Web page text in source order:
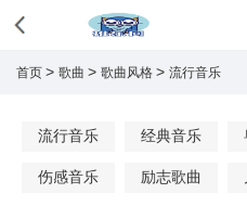
首页 > 歌曲 > 歌曲风格 > 流行音乐
流行音乐 经典音乐
伤感音乐 励志歌曲